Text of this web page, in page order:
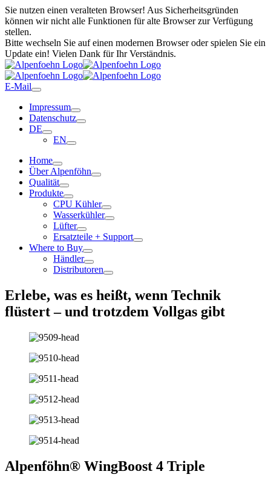
Sie nutzen einen veralteten Browser! Aus Sicherheitsgründen
können wir nicht alle Funktionen für alte Browser zur Verfügung
stellen.
Bitte wechseln Sie auf einen modernen Browser oder spielen Sie ein
Update ein! Vielen Dank für Ihr Verständnis.
E-Mail
Impressum
Datenschutz
DE
EN
Home
Über Alpenföhn
Qualität
Produkte
CPU Kühler
Wasserkühler
Lüfter
Ersatzteile + Support
Where to Buy
Händler
Distributoren
Erlebe, was es heißt, wenn Technik
flüstert – und trotzdem Vollgas gibt
Alpenföhn® WingBoost 4 Triple